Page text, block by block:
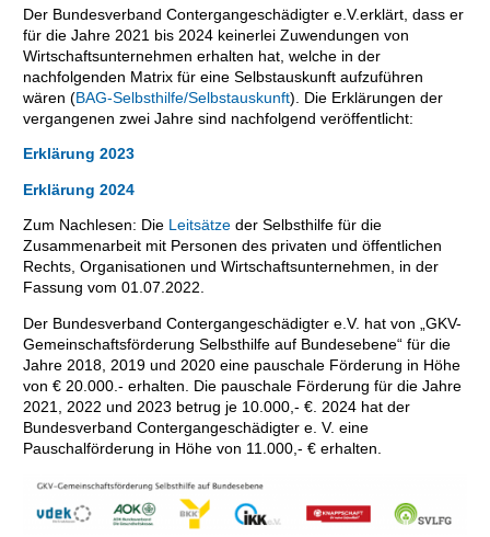
Der Bundesverband Contergangeschädigter e.V.erklärt, dass er
für die Jahre 2021 bis 2024 keinerlei Zuwendungen von
Wirtschaftsunternehmen erhalten hat, welche in der
nachfolgenden Matrix für eine Selbstauskunft aufzuführen
wären (BAG-Selbsthilfe/Selbstauskunft). Die Erklärungen der
vergangenen zwei Jahre sind nachfolgend veröffentlicht:
Erklärung 2023
Erklärung 2024
Zum Nachlesen: Die Leitsätze der Selbsthilfe für die
Zusammenarbeit mit Personen des privaten und öffentlichen
Rechts, Organisationen und Wirtschaftsunternehmen, in der
Fassung vom 01.07.2022.
Der Bundesverband Contergangeschädigter e.V. hat von „GKV-
Gemeinschaftsförderung Selbsthilfe auf Bundesebene“ für die
Jahre 2018, 2019 und 2020 eine pauschale Förderung in Höhe
von € 20.000.- erhalten. Die pauschale Förderung für die Jahre
2021, 2022 und 2023 betrug je 10.000,- €. 2024 hat der
Bundesverband Contergangeschädigter e. V. eine
Pauschalförderung in Höhe von 11.000,- € erhalten.